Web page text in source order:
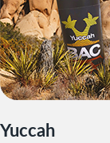
Yuccah